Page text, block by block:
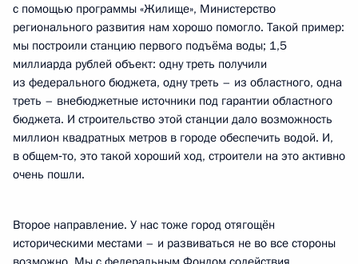
с помощью программы «Жилище», Министерство
регионального развития нам хорошо помогло. Такой пример:
мы построили станцию первого подъёма воды; 1,5
миллиарда рублей объект: одну треть получили
из федерального бюджета, одну треть – из областного, одна
треть – внебюджетные источники под гарантии областного
бюджета. И строительство этой станции дало возможность
миллион квадратных метров в городе обеспечить водой. И,
в общем‑то, это такой хороший ход, строители на это активно
очень пошли.
Второе направление. У нас тоже город отягощён
историческими местами – и развиваться не во все стороны